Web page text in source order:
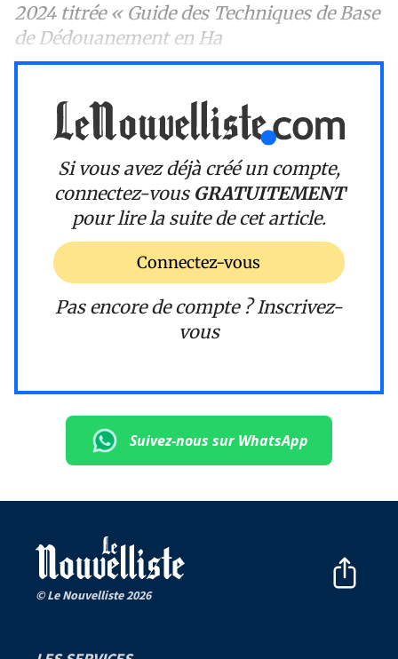
2024 titrée « Guide des Techniques de Base
de Dédouanement en Ha
Si vous avez déjà créé un compte,
connectez-vous GRATUITEMENT
pour lire la suite de cet article.
Connectez-vous
Pas encore de compte ?Inscrivez-
vous
Suivez-nous sur WhatsApp
© Le Nouvelliste 2026